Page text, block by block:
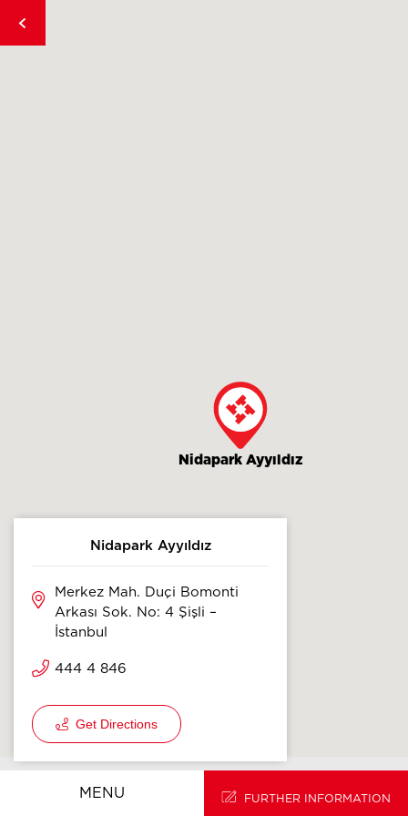
Nidapark Ayyıldız
Nidapark Ayyıldız
Merkez Mah. Duçi Bomonti
Arkası Sok. No: 4 Şişli –
İstanbul
444 4 846
Get Directions
FURTHER INFORMATION
HOMEPAGEMENU